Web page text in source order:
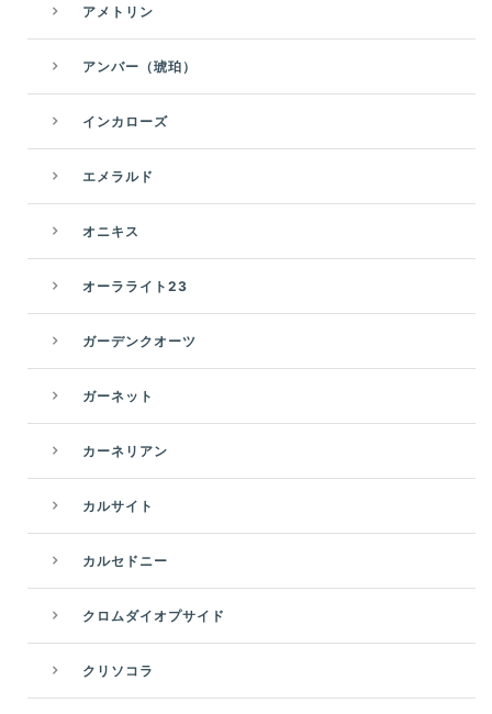
アメトリン
アンバー（琥珀）
インカローズ
エメラルド
オニキス
オーラライト23
ガーデンクオーツ
ガーネット
カーネリアン
カルサイト
カルセドニー
クロムダイオプサイド
クリソコラ